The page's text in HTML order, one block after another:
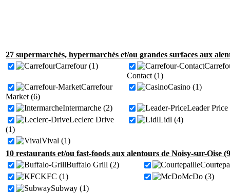
27 supermarchés, hypermarchés et/ou grandes surfaces aux
Carrefour (1)
Contact (1)
Carrefour
Market (6)
Casino (1)
Intermarche (2)
Leader Price
Leclerc Drive
(1)
Lidl (4)
Vival (1)
10 restaurants et/ou fast-foods aux alentours de Noisy-sur-Oise
Buffalo Grill (2)
KFC (1)
McDo (3)
Subway (1)